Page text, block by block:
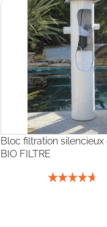
Bloc filtration silencieux écologique
BIO FILTRE